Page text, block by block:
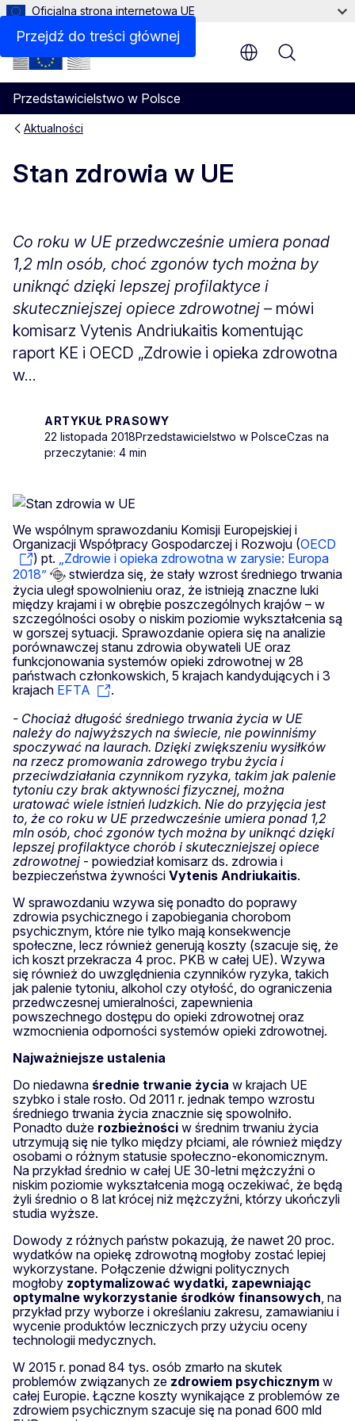
Przejdź do treści głównej
Oficjalna strona internetowa UE
Przedstawicielstwo w Polsce
Menu
Aktualności
Stan zdrowia w UE
Co roku w UE przedwcześnie umiera ponad
1,2 mln osób, choć zgonów tych można by
uniknąć dzięki lepszej profilaktyce i
skuteczniejszej opiece zdrowotnej – mówi
komisarz Vytenis Andriukaitis komentując
raport KE i OECD „Zdrowie i opieka zdrowotna
w...
ARTYKUŁ PRASOWY
22 listopada 2018Przedstawicielstwo w PolsceCzas na
przeczytanie: 4 min
We wspólnym sprawozdaniu Komisji Europejskiej i
Organizacji Współpracy Gospodarczej i Rozwoju (OECD
) pt.
„Zdrowie i opieka zdrowotna w zarysie: Europa
2018”
stwierdza się, że stały wzrost średniego trwania
życia uległ spowolnieniu oraz, że istnieją znaczne luki
między krajami i w obrębie poszczególnych krajów – w
szczególności osoby o niskim poziomie wykształcenia są
w gorszej sytuacji. Sprawozdanie opiera się na analizie
porównawczej stanu zdrowia obywateli UE oraz
funkcjonowania systemów opieki zdrowotnej w 28
państwach członkowskich, 5 krajach kandydujących i 3
krajach EFTA
.
- Chociaż długość średniego trwania życia w UE
należy do najwyższych na świecie, nie powinniśmy
spoczywać na laurach. Dzięki zwiększeniu wysiłków
na rzecz promowania zdrowego trybu życia i
przeciwdziałania czynnikom ryzyka, takim jak palenie
tytoniu czy brak aktywności fizycznej, można
uratować wiele istnień ludzkich. Nie do przyjęcia jest
to, że co roku w UE przedwcześnie umiera ponad 1,2
mln osób, choć zgonów tych można by uniknąć dzięki
lepszej profilaktyce chorób i skuteczniejszej opiece
zdrowotnej - powiedział komisarz ds. zdrowia i
bezpieczeństwa żywności Vytenis Andriukaitis.
W sprawozdaniu wzywa się ponadto do poprawy
zdrowia psychicznego i zapobiegania chorobom
psychicznym, które nie tylko mają konsekwencje
społeczne, lecz również generują koszty (szacuje się, że
ich koszt przekracza 4 proc. PKB w całej UE). Wzywa
się również do uwzględnienia czynników ryzyka, takich
jak palenie tytoniu, alkohol czy otyłość, do ograniczenia
przedwczesnej umieralności, zapewnienia
powszechnego dostępu do opieki zdrowotnej oraz
wzmocnienia odporności systemów opieki zdrowotnej.
Najważniejsze ustalenia
Do niedawna średnie trwanie życia w krajach UE
szybko i stale rosło. Od 2011 r. jednak tempo wzrostu
średniego trwania życia znacznie się spowolniło.
Ponadto duże rozbieżności w średnim trwaniu życia
utrzymują się nie tylko między płciami, ale również między
osobami o różnym statusie społeczno-ekonomicznym.
Na przykład średnio w całej UE 30-letni mężczyźni o
niskim poziomie wykształcenia mogą oczekiwać, że będą
żyli średnio o 8 lat krócej niż mężczyźni, którzy ukończyli
studia wyższe.
Dowody z różnych państw pokazują, że nawet 20 proc.
wydatków na opiekę zdrowotną mogłoby zostać lepiej
wykorzystane. Połączenie dźwigni politycznych
mogłoby zoptymalizować wydatki, zapewniając
optymalne wykorzystanie środków finansowych , na
przykład przy wyborze i określaniu zakresu, zamawianiu i
wycenie produktów leczniczych przy użyciu oceny
technologii medycznych.
W 2015 r. ponad 84 tys. osób zmarło na skutek
problemów związanych ze zdrowiem psychicznym w
całej Europie. Łączne koszty wynikające z problemów ze
zdrowiem psychicznym szacuje się na ponad 600 mld